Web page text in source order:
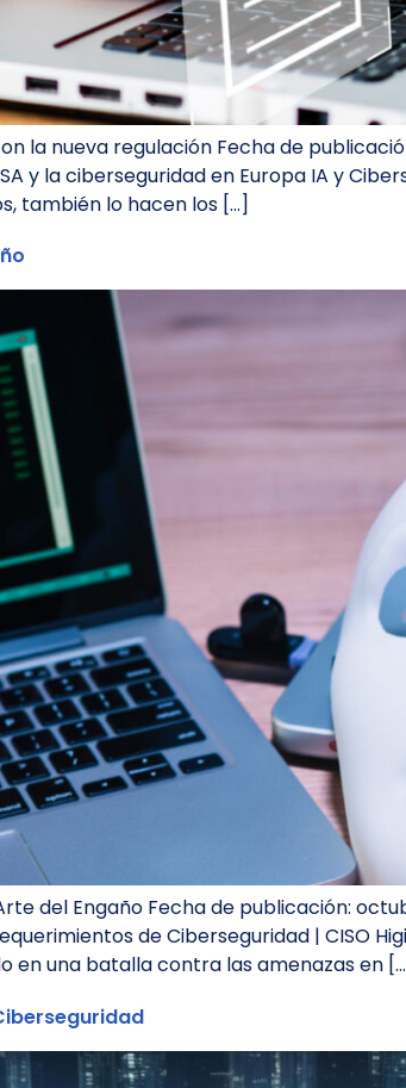
la nueva regulación Fecha de
y la ciberseguridad en Europa IA y
también lo hacen los […]
del Engaño Fecha de publicación:
de Ciberseguridad | CISO
en una batalla contra las amenazas en